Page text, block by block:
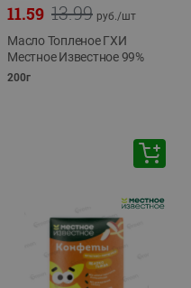
13.99
11.59 руб./шт
Масло Топленое ГХИ
Местное Известное 99%
200г